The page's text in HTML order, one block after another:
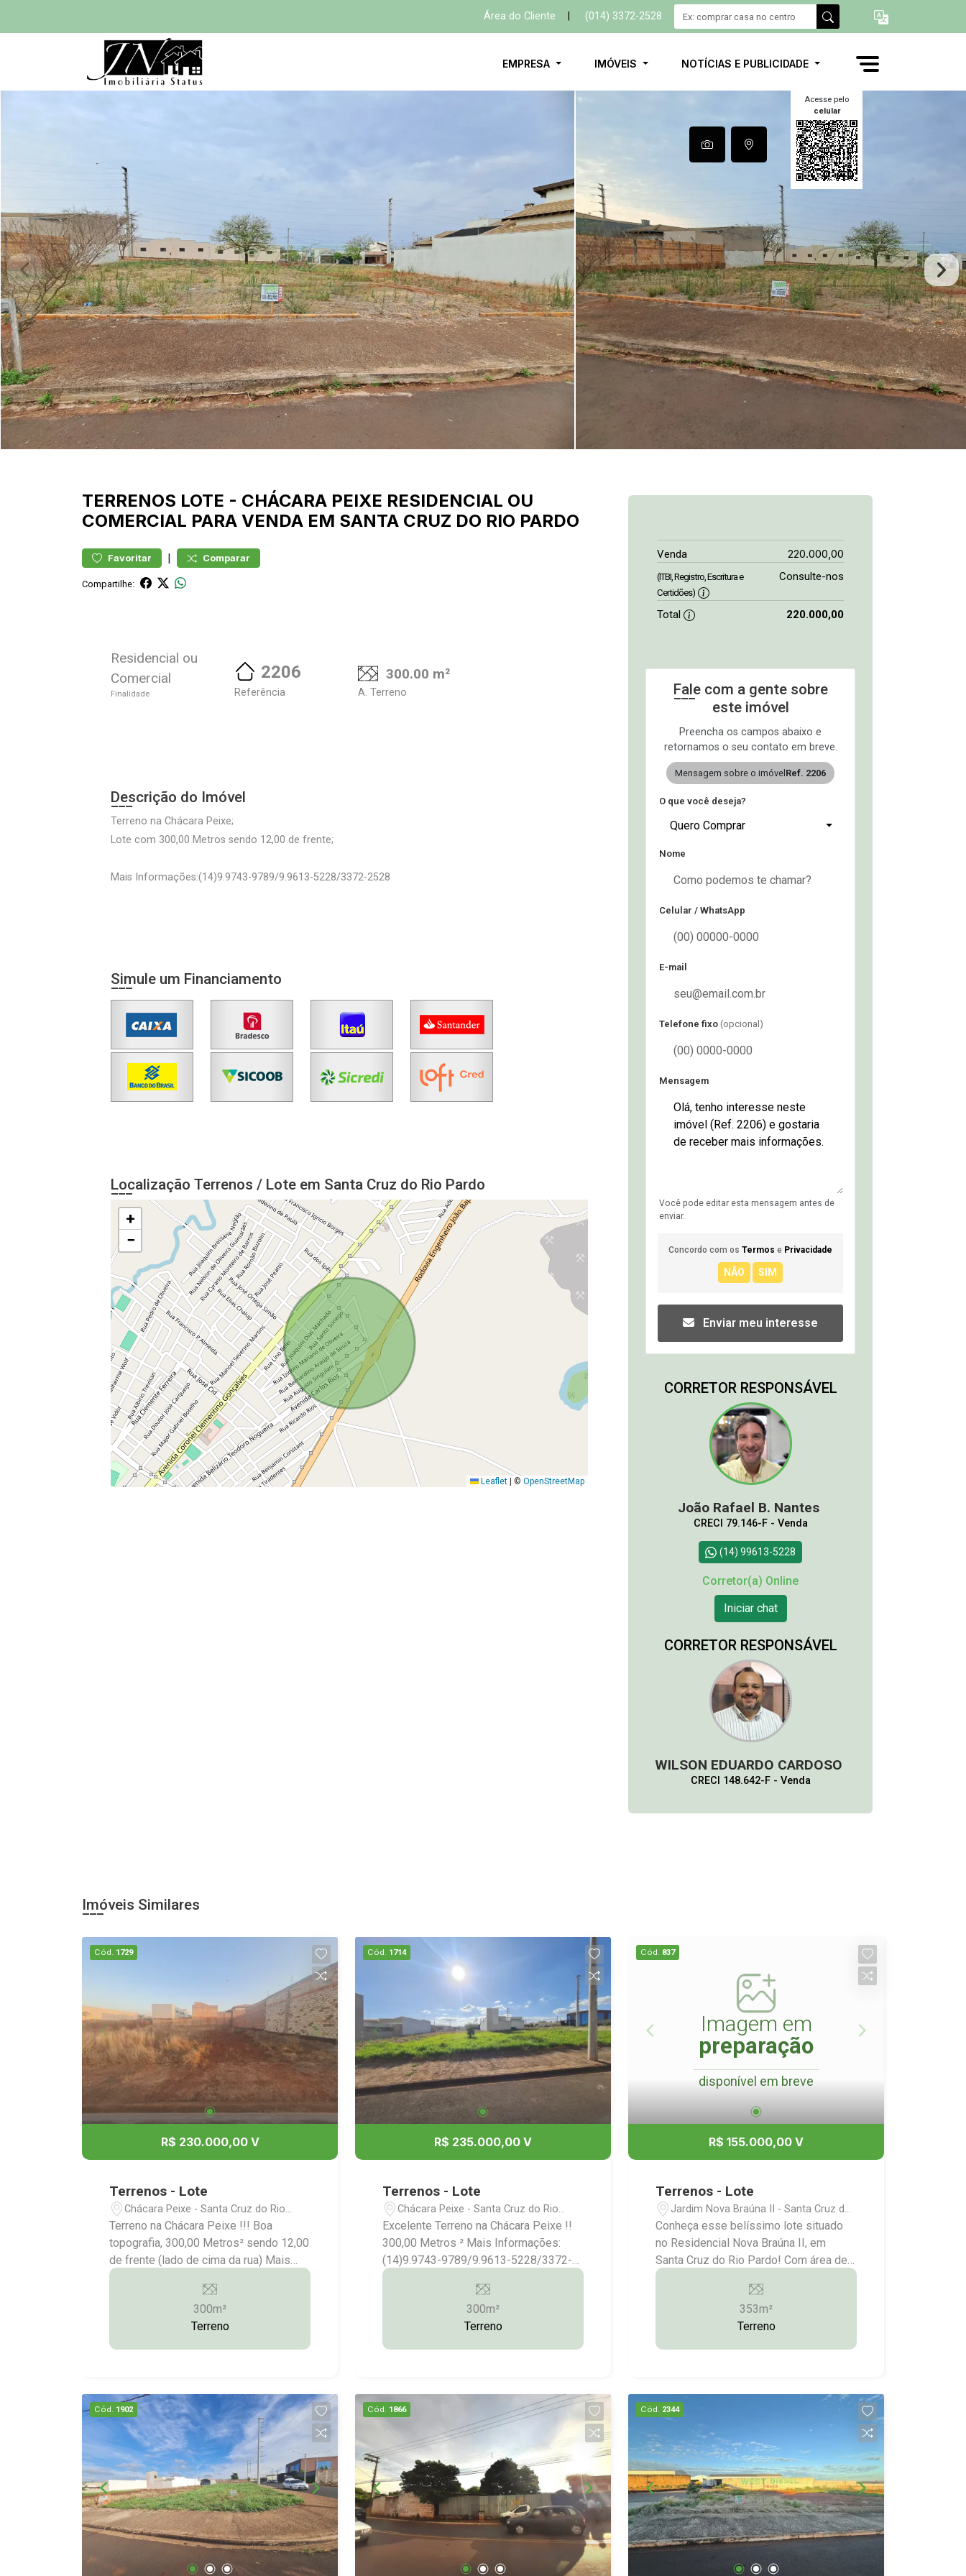
Área do Cliente (014) 3372-2528
EMPRESA IMÓVEIS NOTÍCIAS E PUBLICIDADE
Acesse pelo
celular
TERRENOS LOTE - CHÁCARA PEIXE RESIDENCIAL OU
COMERCIAL PARA VENDA EM SANTA CRUZ DO RIO PARDO
Favoritar | Comparar
Compartilhe:
Residencial ou
Comercial
Finalidade
2206
Referência
300.00 m²
A. Terreno
Descrição do Imóvel
Terreno na Chácara Peixe;
Lote com 300,00 Metros sendo 12,00 de frente;
Mais Informações:(14)9.9743-9789/9.9613-5228/3372-2528
Simule um Financiamento
Localização Terrenos / Lote em Santa Cruz do Rio Pardo
+
−
Leaflet © OpenStreetMap
Venda 220.000,00
(ITBI, Registro, Escritura e
Certidões)
Consulte-nos
Total 220.000,00
Fale com a gente sobre
este imóvel
Preencha os campos abaixo e
retornamos o seu contato em breve.
Mensagem sobre o imóvel Ref. 2206
O que você deseja?
Quero Comprar
Nome
Celular / WhatsApp
E-mail
Telefone fixo (opcional)
Mensagem
Você pode editar esta mensagem antes de
enviar.
Concordo com os Termos e Privacidade
Enviar meu interesse
CORRETOR RESPONSÁVEL
João Rafael B. Nantes
CRECI 79.146-F - Venda
(14) 99613-5228
Corretor(a) Online
Iniciar chat
CORRETOR RESPONSÁVEL
WILSON EDUARDO CARDOSO
CRECI 148.642-F - Venda
Imóveis Similares
Cód. 1729
R$ 230.000,00 V
Terrenos - Lote
Chácara Peixe - Santa Cruz do Rio
Pardo/SP
Terreno na Chácara Peixe !!! Boa
topografia, 300,00 Metros² sendo 12,00
de frente (lado de cima da rua) Mais
informações:(14)9.9743-9789/9.9613-
300m²
Terreno
Cód. 1714
R$ 235.000,00 V
Terrenos - Lote
Chácara Peixe - Santa Cruz do Rio
Pardo/SP
Excelente Terreno na Chácara Peixe !!
300,00 Metros ² Mais Informações:
(14)9.9743-9789/9.9613-5228/3372-
2528
300m²
Terreno
Cód. 837
Imagem em
preparação
disponível em breve
R$ 155.000,00 V
Terrenos - Lote
Jardim Nova Braúna II - Santa Cruz do
Rio Pardo/SP
Conheça esse belíssimo lote situado
no Residencial Nova Braúna II, em
Santa Cruz do Rio Pardo! Com área de
352,59 m² Consulte-nos para maiores
informações: (14) 3372-2528 / (14)
353m²
Terreno
Cód. 1902 Cód. 1866 Cód. 2344